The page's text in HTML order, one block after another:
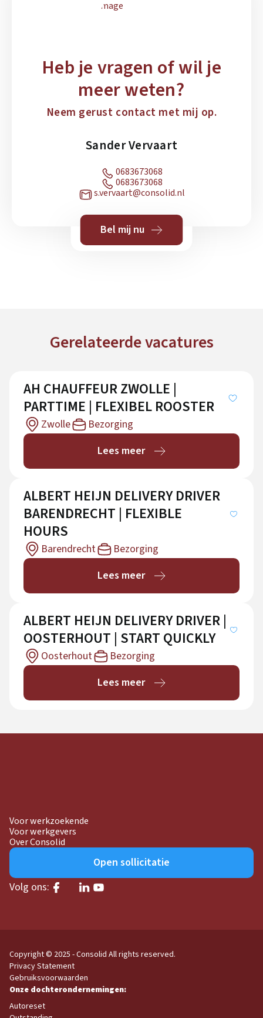
Heb je vragen of wil je
meer weten?
Neem gerust contact met mij op.
Sander Vervaart
0683673068
0683673068
s.vervaart@consolid.nl
Bel mij nu
Gerelateerde vacatures
AH CHAUFFEUR ZWOLLE |
PARTTIME | FLEXIBEL ROOSTER
Zwolle
Bezorging
Lees meer
ALBERT HEIJN DELIVERY DRIVER
BARENDRECHT | FLEXIBLE
HOURS
Barendrecht
Bezorging
Lees meer
ALBERT HEIJN DELIVERY DRIVER |
OOSTERHOUT | START QUICKLY
Oosterhout
Bezorging
Lees meer
Voor werkzoekende
Voor werkgevers
Over Consolid
Open sollicitatie
Volg ons:
Copyright © 2025 - Consolid All rights reserved.
Privacy Statement
Gebruiksvoorwaarden
Autoreset